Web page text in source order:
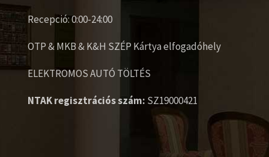
Recepció: 0:00-24:00
OTP & MKB & K&H SZÉP Kártya elfogadóhely
ELEKTROMOS AUTÓ TÖLTÉS
NTAK regisztrációs szám: SZ19000421